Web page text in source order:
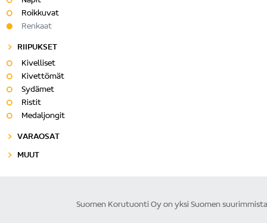
Roikkuvat
Renkaat
RIIPUKSET
Kivelliset
Kivettömät
Sydämet
Ristit
Medaljongit
VARAOSAT
MUUT
Suomen Korutuonti Oy on yksi Suomen